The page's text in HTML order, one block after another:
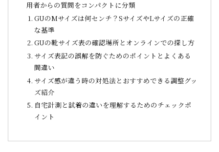
用者からの質問をコンパクトに分類
GUのMサイズは何センチ？SサイズやLサイズの正確
な基準
GUの靴サイズ表の確認場所とオンラインでの探し方
サイズ表記の誤解を防ぐためのポイントとよくある
間違い
サイズ感が違う時の対処法とおすすめできる調整グッ
ズ紹介
自宅計測と試着の違いを理解するためのチェックポ
イント